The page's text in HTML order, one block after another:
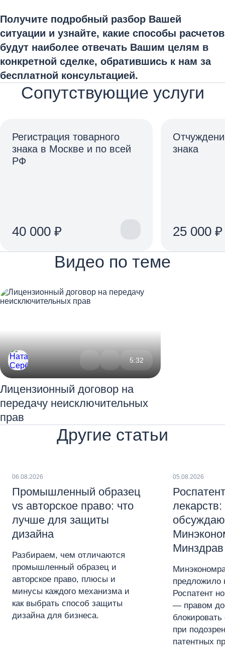
Получите подробный разбор Вашей
ситуации и узнайте, какие способы расчетов
будут наиболее отвечать Вашим целям в
конкретной сделке, обратившись к нам за
бесплатной консультацией.
Сопутствующие услуги
Регистрация товарного
знака в Москве и по всей
РФ
40 000 ₽
знака
25 000 ₽
Видео по теме
5:32
Лицензионный договор на
передачу неисключительных
прав
Другие статьи
06.08.2026
Промышленный образец
vs авторское право: что
лучше для защиты
дизайна
Разбираем, чем отличаются
промышленный образец и
авторское право, плюсы и
минусы каждого механизма и
как выбрать способ защиты
дизайна для бизнеса.
05.08.2026
лекарств:
Минздрав
предложило
Роспатент
— правом
блокировать
при
патентных